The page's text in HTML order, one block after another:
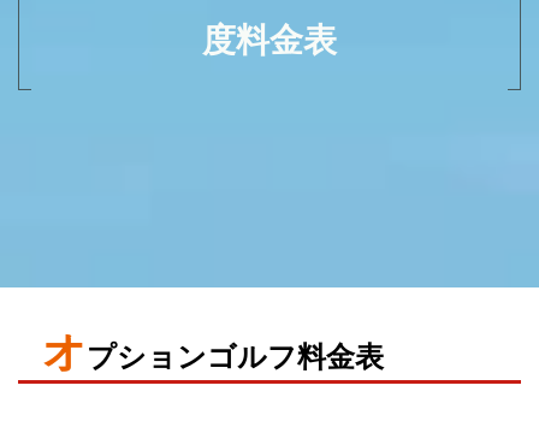
度料金表
オプションゴルフ料金表